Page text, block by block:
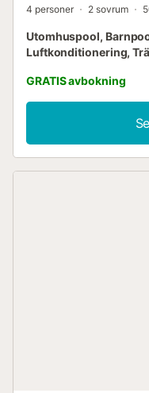
4 personer 2 sovrum
Utomhuspool,
Luftkonditionering,
GRATIS avbokning